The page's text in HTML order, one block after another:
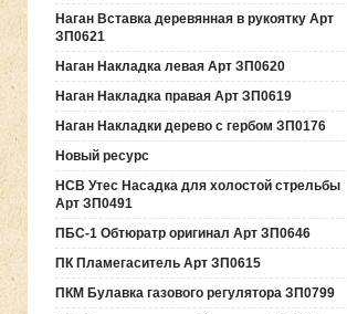
Наган Вставка деревянная в рукоятку Арт
ЗП0621
Наган Накладка левая Арт ЗП0620
Наган Накладка правая Арт ЗП0619
Наган Накладки дерево с гербом ЗП0176
Новый ресурс
НСВ Утес Насадка для холостой стрельбы
Арт ЗП0491
ПБС-1 Обтюратр оригинал Арт ЗП0646
ПК Пламегаситель Арт ЗП0615
ПКМ Булавка газового регулятора ЗП0799